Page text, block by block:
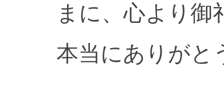
まに、心より御
本当にありがと